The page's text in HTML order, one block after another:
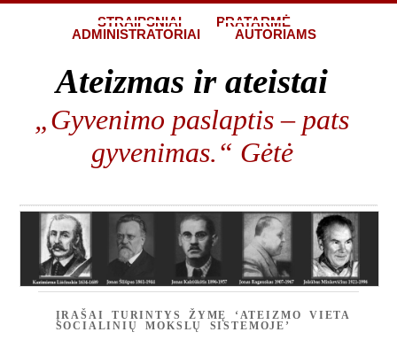
STRAIPSNIAI
PRATARMĖ
ADMINISTRATORIAI
AUTORIAMS
Ateizmas ir ateistai
„Gyvenimo paslaptis – pats
gyvenimas.“ Gėtė
ĮRAŠAI TURINTYS ŽYMĘ ‘ATEIZMO VIETA
SOCIALINIŲ MOKSLŲ SISTEMOJE’